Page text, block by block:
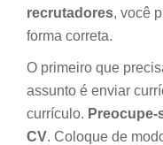
recrutadores, você
forma correta.
O primeiro que
assunto é enviar
currículo. Preocupe-
CV. Coloque de